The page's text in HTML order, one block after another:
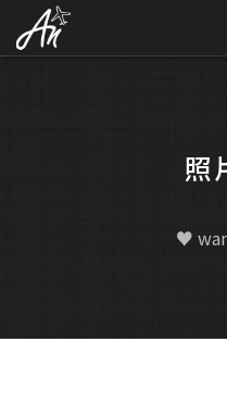
照
♥